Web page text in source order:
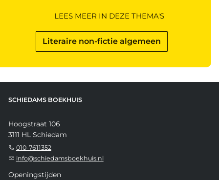
Literaire non-fictie algemeen
LEES MEER IN DEZE THEMA'S
SCHIEDAMS BOEKHUIS
Hoogstraat 106
3111 HL Schiedam
010-7611352
info@schiedamsboekhuis.nl
Openingstijden